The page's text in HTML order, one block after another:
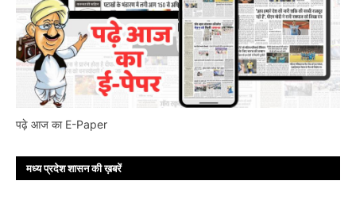
पढ़े आज का E-Paper
मध्य प्रदेश शासन की ख़बरें